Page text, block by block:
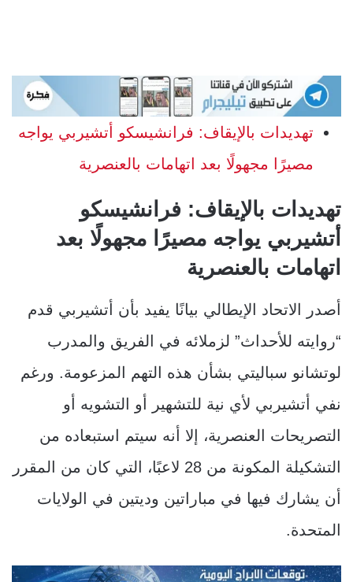
تهديدات بالإيقاف: فرانشيسكو أتشيربي يواجه
مصيرًا مجهولًا بعد اتهامات بالعنصرية
تهديدات بالإيقاف: فرانشيسكو
أتشيربي يواجه مصيرًا مجهولًا بعد
اتهامات بالعنصرية
أصدر الاتحاد الإيطالي بيانًا يفيد بأن أتشيربي قدم
“روايته للأحداث” لزملائه في الفريق والمدرب
لوتشانو سباليتي بشأن هذه التهم المزعومة. ورغم
نفي أتشيربي لأي نية للتشهير أو التشويه أو
التصريحات العنصرية، إلا أنه سيتم استبعاده من
التشكيلة المكونة من 28 لاعبًا، التي كان من المقرر
أن يشارك فيها في مباراتين وديتين في الولايات
المتحدة.